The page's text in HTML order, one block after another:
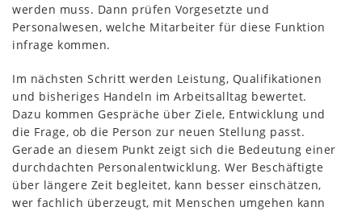
werden muss. Dann prüfen Vorgesetzte und
Personalwesen, welche Mitarbeiter für diese Funktion
infrage kommen.
Im nächsten Schritt werden Leistung, Qualifikationen
und bisheriges Handeln im Arbeitsalltag bewertet.
Dazu kommen Gespräche über Ziele, Entwicklung und
die Frage, ob die Person zur neuen Stellung passt.
Gerade an diesem Punkt zeigt sich die Bedeutung einer
durchdachten Personalentwicklung. Wer Beschäftigte
über längere Zeit begleitet, kann besser einschätzen,
wer fachlich überzeugt, mit Menschen umgehen kann